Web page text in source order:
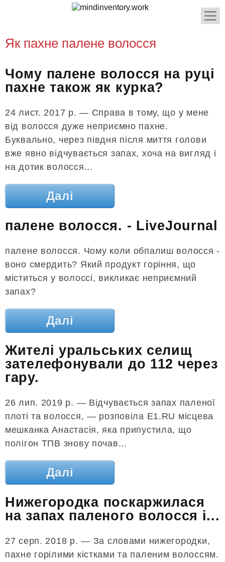
Як пахне палене волосся
Чому палене волосся на руці
пахне також як курка?
24 лист. 2017 р. — Справа в тому, що у мене
від волосся дуже неприємно пахне.
Буквально, через півдня після миття голови
вже явно відчувається запах, хоча на вигляд і
на дотик волосся...
Далі
палене волосся. - LiveJournal
палене волосся. Чому коли обпалиш волосся -
воно смердить? Який продукт горіння, що
міститься у волоссі, викликає неприємний
запах?
Далі
Жителі уральських селищ
зателефонували до 112 через
гару.
26 лип. 2019 р. — Відчувається запах паленої
плоті та волосся, — розповіла Е1.RU місцева
мешканка Анастасія, яка припустила, що
полігон ТПВ знову почав...
Далі
Нижегородка поскаржилася
на запах паленого волосся і...
27 серп. 2018 р. — За словами нижегородки,
пахне горілими кістками та паленим волоссям.